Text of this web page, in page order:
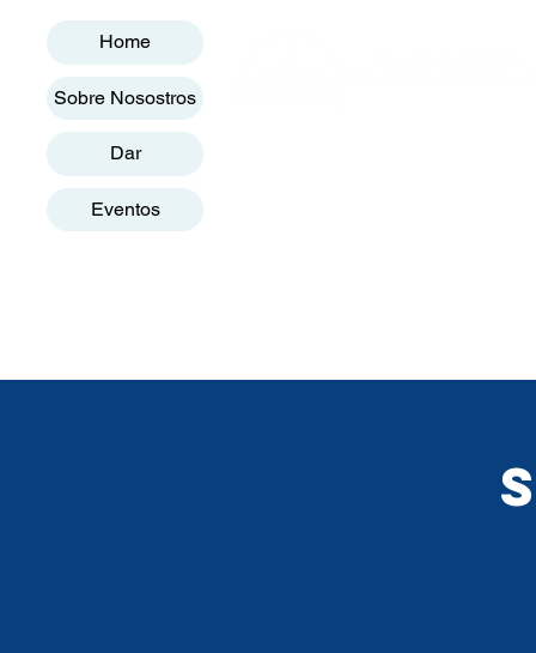
Home
Sobre Nosostros
Dar
Eventos